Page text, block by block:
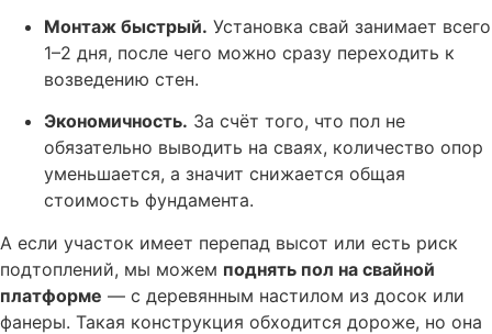
Монтаж быстрый. Установка свай занимает всего
1–2 дня, после чего можно сразу переходить к
возведению стен.
Экономичность. За счёт того, что пол не
обязательно выводить на сваях, количество опор
уменьшается, а значит снижается общая
стоимость фундамента.
А если участок имеет перепад высот или есть риск
подтоплений, мы можем поднять пол на свайной
платформе — с деревянным настилом из досок или
фанеры. Такая конструкция обходится дороже, но она